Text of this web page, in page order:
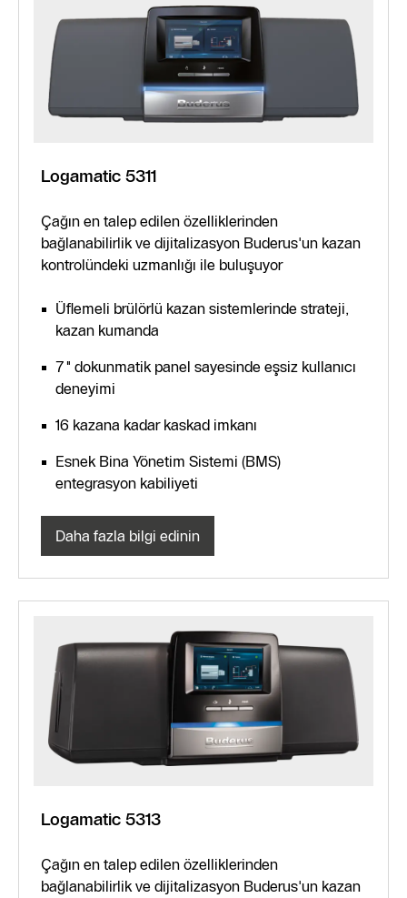
Logamatic 5311
Çağın en talep edilen özelliklerinden
bağlanabilirlik ve dijitalizasyon Buderus'un kazan
kontrolündeki uzmanlığı ile buluşuyor
Üflemeli brülörlü kazan sistemlerinde strateji,
kazan kumanda
7" dokunmatik panel sayesinde eşsiz kullanıcı
deneyimi
16 kazana kadar kaskad imkanı
Esnek Bina Yönetim Sistemi (BMS)
entegrasyon kabiliyeti
Daha fazla bilgi edinin
Logamatic 5313
Çağın en talep edilen özelliklerinden
bağlanabilirlik ve dijitalizasyon Buderus'un kazan